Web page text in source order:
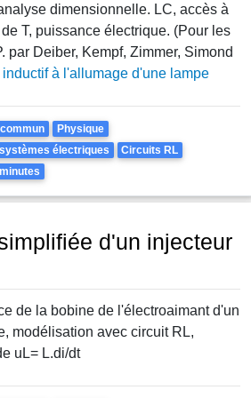
dimensionnelle. LC, accès à
T, puissance électrique. (Pour les
par Deiber, Kempf, Zimmer, Simond
inductif à l'allumage d'une lampe
Physique
électriques
Circuits RL
d'un injecteur
de la bobine de l'électroaimant d'un
modélisation avec circuit RL,
uL= L.di/dt